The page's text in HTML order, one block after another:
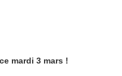
mardi 3 mars !